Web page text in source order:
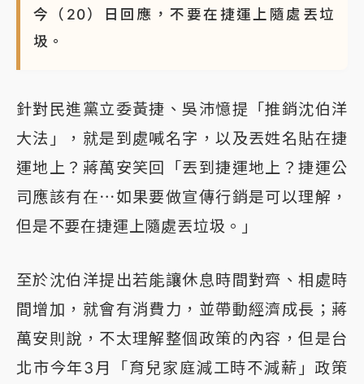
今（20）日回應，不要在捷運上隨處丟垃
圾。
針對民進黨立委黃捷、吳沛憶提「推銷沈伯洋
大法」，就是到處喊名字，以及丟姓名貼在捷
運地上？蔣萬安笑回「丟到捷運地上？捷運公
司應該有在⋯如果要做宣傳行銷是可以理解，
但是不要在捷運上隨處丟垃圾。」
至於沈伯洋提出若能讓休息時間對齊、相處時
間增加，就會有消費力，並帶動經濟成長；蔣
萬安則說，不太理解整個政策的內容，但是台
北市今年3月「育兒家庭減工時不減薪」政策